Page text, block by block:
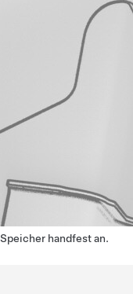
handfest an.